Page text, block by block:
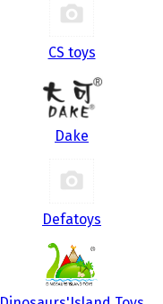
CS toys
Dake
Defatoys